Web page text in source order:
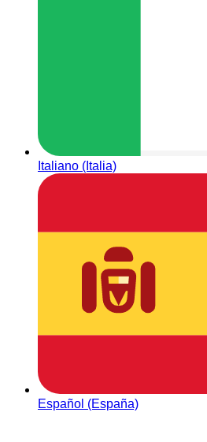
Italiano (Italia)
Español (España)